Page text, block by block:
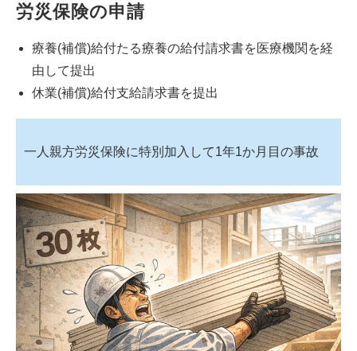
労災保険の申請
療養(補償)給付たる療養の給付請求書を医療機関を経
由して提出
休業(補償)給付支給請求書を提出
一人親方労災保険に特別加入して1年1か月目の事故